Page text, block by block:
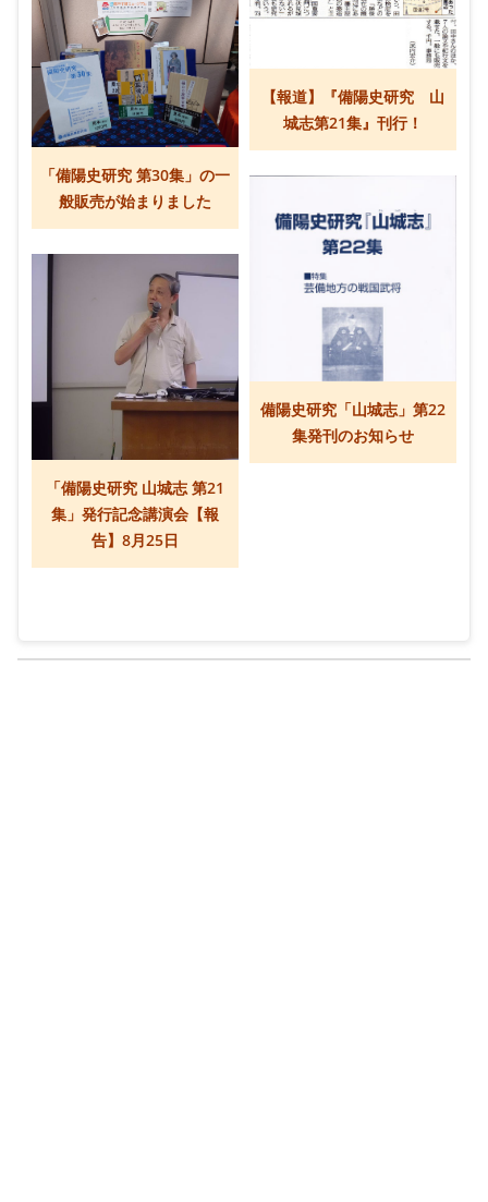
【報道】『備陽史研究 山
城志第21集』刊行！
「備陽史研究 第30集」の一
般販売が始まりました
備陽史研究「山城志」第22
集発刊のお知らせ
「備陽史研究 山城志 第21
集」発行記念講演会【報
告】8月25日